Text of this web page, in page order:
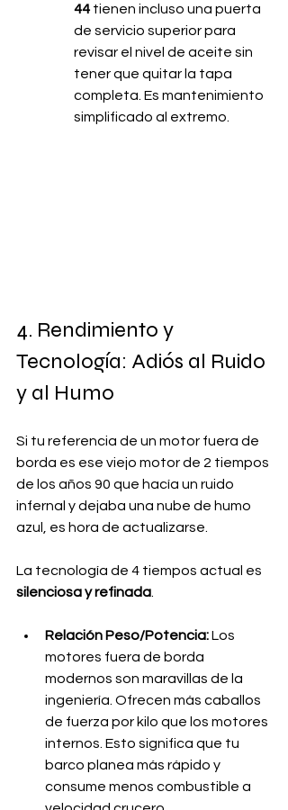
44 tienen incluso una puerta
de servicio superior para
revisar el nivel de aceite sin
tener que quitar la tapa
completa. Es mantenimiento
simplificado al extremo.
4. Rendimiento y
Tecnología: Adiós al Ruido
y al Humo
Si tu referencia de un motor fuera de
borda es ese viejo motor de 2 tiempos
de los años 90 que hacía un ruido
infernal y dejaba una nube de humo
azul, es hora de actualizarse.
La tecnología de 4 tiempos actual es
silenciosa y refinada.
Relación Peso/Potencia: Los
motores fuera de borda
modernos son maravillas de la
ingeniería. Ofrecen más caballos
de fuerza por kilo que los motores
internos. Esto significa que tu
barco planea más rápido y
consume menos combustible a